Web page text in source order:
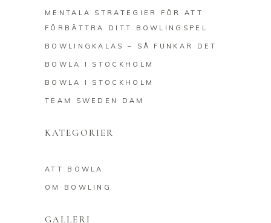
MENTALA STRATEGIER FÖR ATT
FÖRBÄTTRA DITT BOWLINGSPEL
BOWLINGKALAS – SÅ FUNKAR DET
BOWLA I STOCKHOLM
BOWLA I STOCKHOLM
TEAM SWEDEN DAM
KATEGORIER
ATT BOWLA
OM BOWLING
GALLERI